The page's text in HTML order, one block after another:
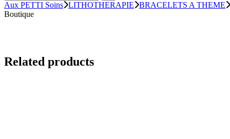
Aux PETTI Soins LITHOTHERAPIE BRACELETS A THEME
Boutique
Related products